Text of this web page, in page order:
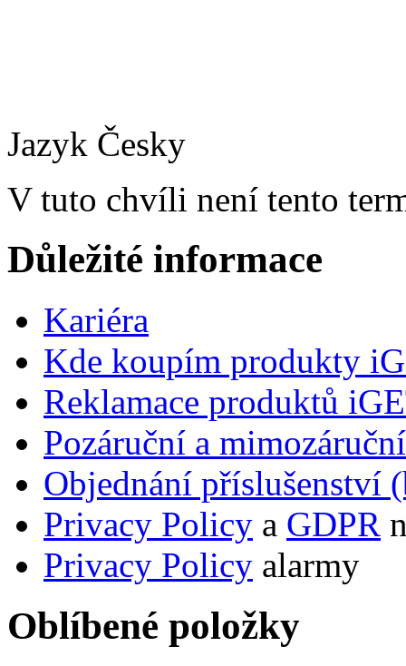
Jazyk Česky
V tuto chvíli není tento
Důležité informace
Kariéra
Kde koupím produkty
Reklamace produktů
Pozáruční a
Objednání příslušenství
Privacy Policy a GDPR
Privacy Policy alarmy
Oblíbené položky